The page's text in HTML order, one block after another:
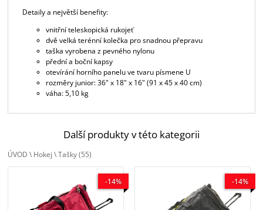
Detaily a největší benefity:
vnitřní teleskopická rukojeť
dvě velká terénní kolečka pro snadnou přepravu
taška vyrobena z pevného nylonu
přední a boční kapsy
otevírání horního panelu ve tvaru písmene U
rozměry junior: 36" x 18" x 16" (91 x 45 x 40 cm)
váha: 5,10 kg
Další produkty v této kategorii
ÚVOD \ Hokej \Tašky(55)
WINNWELL hokejové taška Q11
-14%
WINNWELL hokejové taška Q11
-14%